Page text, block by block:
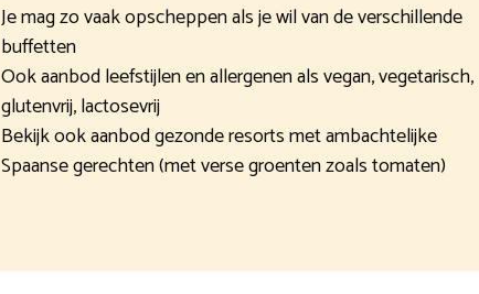
Je mag zo vaak opscheppen als je wil van de verschillende
buffetten
Ook aanbod leefstijlen en allergenen als vegan, vegetarisch,
glutenvrij, lactosevrij
Bekijk ook aanbod gezonde resorts met ambachtelijke
Spaanse gerechten (met verse groenten zoals tomaten)